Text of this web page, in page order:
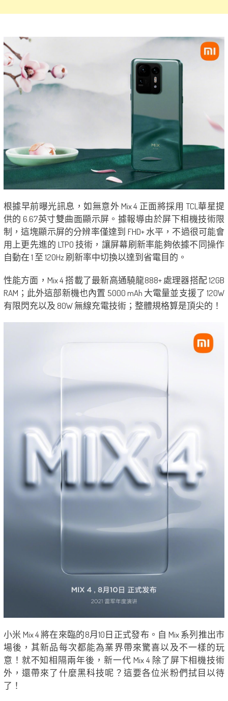
根據早前曝光訊息，如無意外 Mix 4 正面將採用 TCL華星提
供的 6.67英寸雙曲面顯示屏。據報導由於屏下相機技術限
制，這塊顯示屏的分辨率僅達到 FHD+ 水平，不過很可能會
用上更先進的 LTPO 技術，讓屏幕刷新率能夠依據不同操作
自動在 1 至 120Hz 刷新率中切換以達到省電目的。
性能方面，Mix 4 搭載了最新高通驍龍888+ 處理器搭配 12GB
RAM；此外這部新機也內置 5000 mAh 大電量並支援了 120W
有限閃充以及 80W 無線充電技術；整體規格算是頂尖的！
小米 Mix 4 將在來臨的8月10日正式發布。自 Mix 系列推出市
場後，其新品每次都能為業界帶來驚喜以及不一樣的玩
意！就不知相隔兩年後，新一代 Mix 4 除了屏下相機技術
外，還帶來了什麼黑科技呢？這要各位米粉們拭目以待
了！